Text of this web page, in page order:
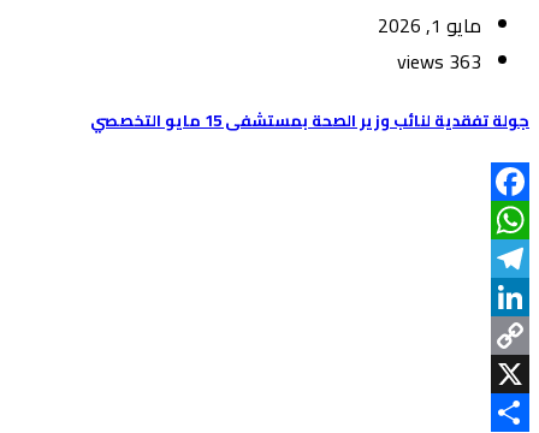
مايو 1, 2026
363 views
جولة تفقدية لنائب وزير الصحة بمستشفى 15 مايو التخصصي
Facebook
WhatsApp
Telegram
LinkedIn
Copy
LinkX